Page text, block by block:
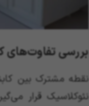
بررسی تفاوت‌های
نقطه مشترک بین
نئوکلاسیک قرار